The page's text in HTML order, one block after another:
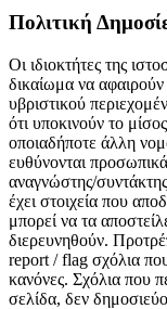
Πολιτική
Οι ιδιοκτήτες της
δικαίωμα να
υβριστικού
ότι υποκινούν το
οποιαδήποτε άλλη
ευθύνονται
αναγνώστης/
έχει στοιχεία που
μπορεί να τα
διερευνηθούν.
report / flag σχόλια
κανόνες. Σχόλια που
σελίδα, δεν